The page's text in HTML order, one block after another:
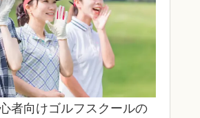
者向けゴルフスクールの